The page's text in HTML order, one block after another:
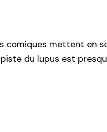
comiques mettent en
du lupus est